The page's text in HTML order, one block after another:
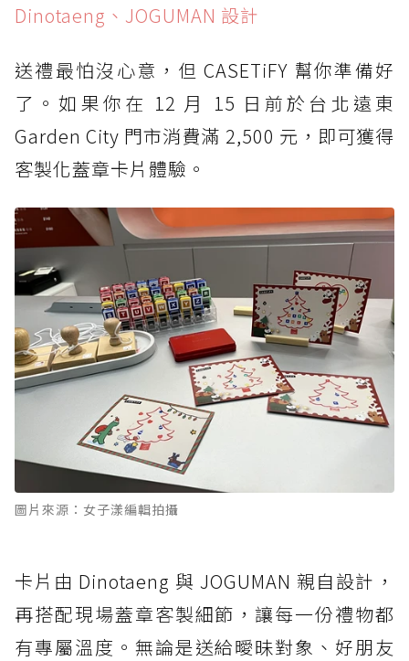
Dinotaeng、JOGUMAN 設計
送禮最怕沒心意，但 CASETiFY 幫你準備好
了。如果你在 12 月 15 日前於台北遠東
Garden City 門市消費滿 2,500 元，即可獲得
客製化蓋章卡片體驗。
圖片來源：女子漾編輯拍攝
卡片由 Dinotaeng 與 JOGUMAN 親自設計，
再搭配現場蓋章客製細節，讓每一份禮物都
有專屬溫度。無論是送給曖昧對象、好朋友